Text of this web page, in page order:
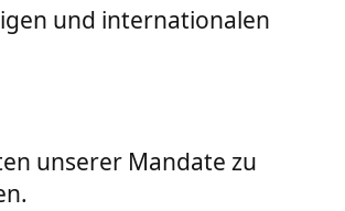
und internationalen
unserer Mandate zu